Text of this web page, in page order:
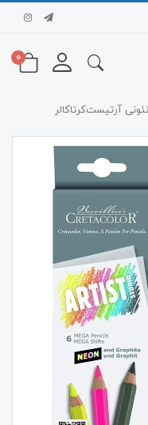
0
آرتیست‌کرتاکالر